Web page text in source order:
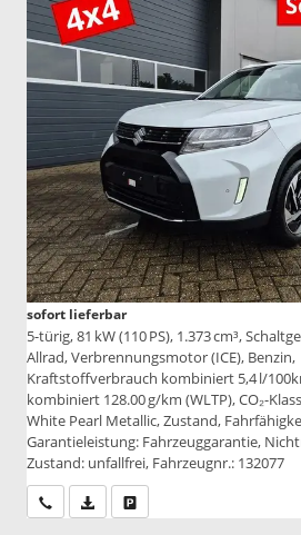
sofort lieferbar
5-türig, 81 kW (110 PS), 1.373 cm³,
Allrad, Verbrennungsmotor (ICE), Benzin,
Kraftstoffverbrauch kombiniert 5,4 l/
kombiniert 128.00 g/km (WLTP), CO₂-
White Pearl Metallic, Zustand,
Garantieleistung: Fahrzeuggarantie,
Zustand: unfallfrei, Fahrzeugnr.: 132077
Wir rufen Sie anPDF-Datei, Fahrzeugexposé